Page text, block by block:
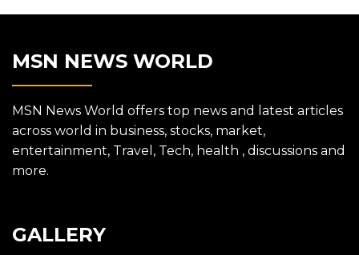
MSN NEWS WORLD
MSN News World offers top news and latest articles
across world in business, stocks, market,
entertainment, Travel, Tech, health , discussions and
more.
GALLERY